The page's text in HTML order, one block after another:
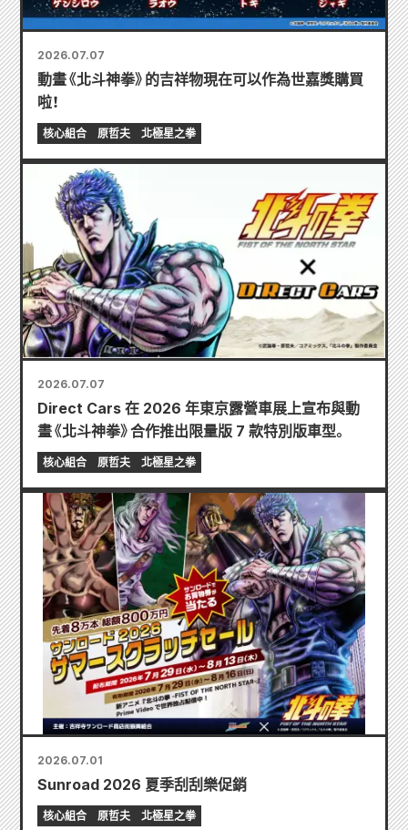
2026.07.07
動畫《北斗神拳》的吉祥物現在可以作為世嘉獎購買
啦！
核心組合 原哲夫 北極星之拳
2026.07.07
Direct Cars 在 2026 年東京露營車展上宣布與動
畫《北斗神拳》合作推出限量版 7 款特別版車型。
核心組合 原哲夫 北極星之拳
2026.07.01
Sunroad 2026 夏季刮刮樂促銷
核心組合 原哲夫 北極星之拳